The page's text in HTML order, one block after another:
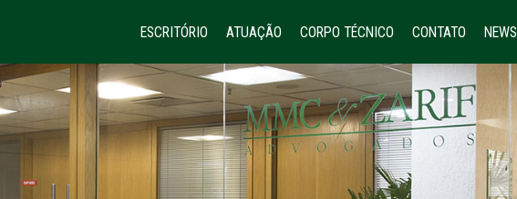
ESCRITÓRIO ATUAÇÃO CORPO TÉCNICO CONTATO NEWS